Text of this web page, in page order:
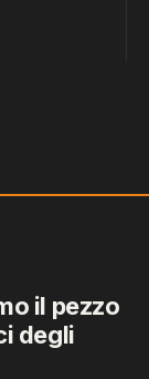
il pezzo
degli